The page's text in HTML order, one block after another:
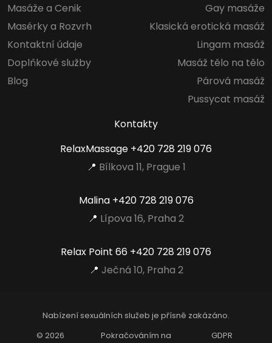
Masáže a Cenik
Masérky a Rozvrh
Kontaktní údaje
Doplňkové služby
Blog
Gay masáže
Klasická erotická masáž
Lingam masáž
Masáž tělo na tělo
Párová masáž
Pussycat masáž
Kontakty
RelaxMassage +420 728 219 076
📍 Bílkova 11, Prague 1
Malina +420 728 219 076
📍 Lípova 16, Praha 2
Relax Point 66 +420 728 219 076
📍 Ječná 10, Praha 2
Nabízení sexuálních služeb je přísně zakázáno.
© 2026
Pokračováním na
GDPR